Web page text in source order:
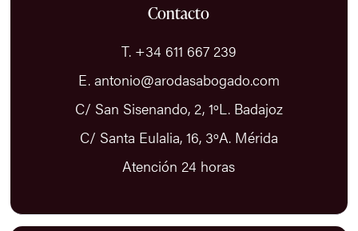
Contacto
T. +34 611 667 239
E. antonio@arodasabogado.com
C/ San Sisenando, 2, 1ºL. Badajoz
C/ Santa Eulalia, 16, 3ºA. Mérida
Atención 24 horas